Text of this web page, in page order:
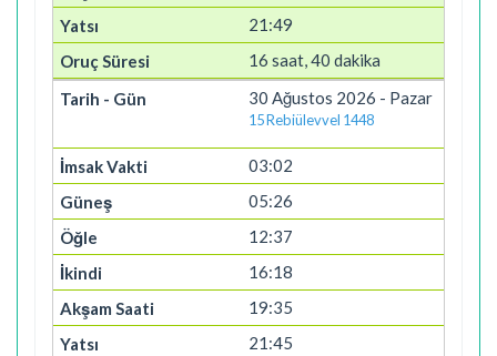
21:49
16 saat, 40 dakika
30 Ağustos 2026 - Pazar
15 Rebiülevvel 1448
03:02
05:26
12:37
16:18
19:35
21:45